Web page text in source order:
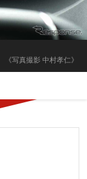
《写真撮影 中村孝仁》